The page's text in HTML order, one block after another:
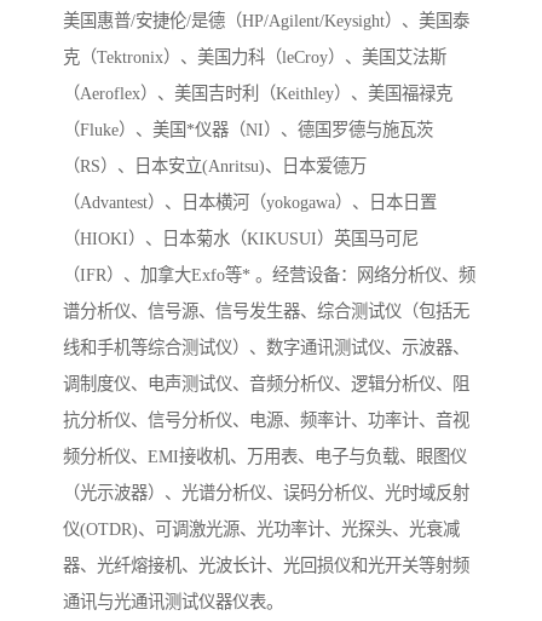
美国惠普/安捷伦/是德（HP/Agilent/Keysight）、美国泰
克（Tektronix）、美国力科（leCroy）、美国艾法斯
（Aeroflex）、美国吉时利（Keithley）、美国福禄克
（Fluke）、美国*仪器（NI）、德国罗德与施瓦茨
（RS）、日本安立(Anritsu)、日本爱德万
（Advantest）、日本横河（yokogawa）、日本日置
（HIOKI）、日本菊水（KIKUSUI）英国马可尼
（IFR）、加拿大Exfo等* 。经营设备：网络分析仪、频
谱分析仪、信号源、信号发生器、综合测试仪（包括无
线和手机等综合测试仪）、数字通讯测试仪、示波器、
调制度仪、电声测试仪、音频分析仪、逻辑分析仪、阻
抗分析仪、信号分析仪、电源、频率计、功率计、音视
频分析仪、EMI接收机、万用表、电子与负载、眼图仪
（光示波器）、光谱分析仪、误码分析仪、光时域反射
仪(OTDR)、可调激光源、光功率计、光探头、光衰减
器、光纤熔接机、光波长计、光回损仪和光开关等射频
通讯与光通讯测试仪器仪表。